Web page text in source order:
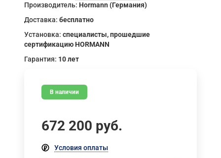
Производитель: Hormann (Германия)
Доставка: бесплатно
Установка: специалисты, прошедшие
сертификацию HORMANN
Гарантия: 10 лет
В наличии
672 200 руб.
Условия оплаты